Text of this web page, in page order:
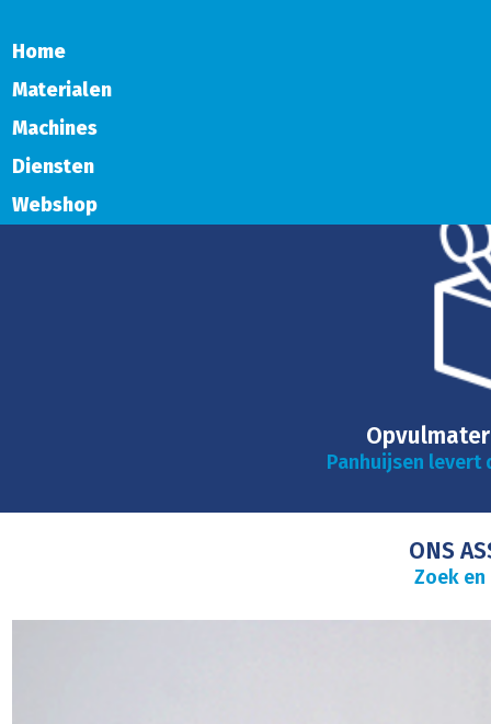
Home
Materialen
Machines
Diensten
Webshop
Panhuijsen levert
ONS
Zoek